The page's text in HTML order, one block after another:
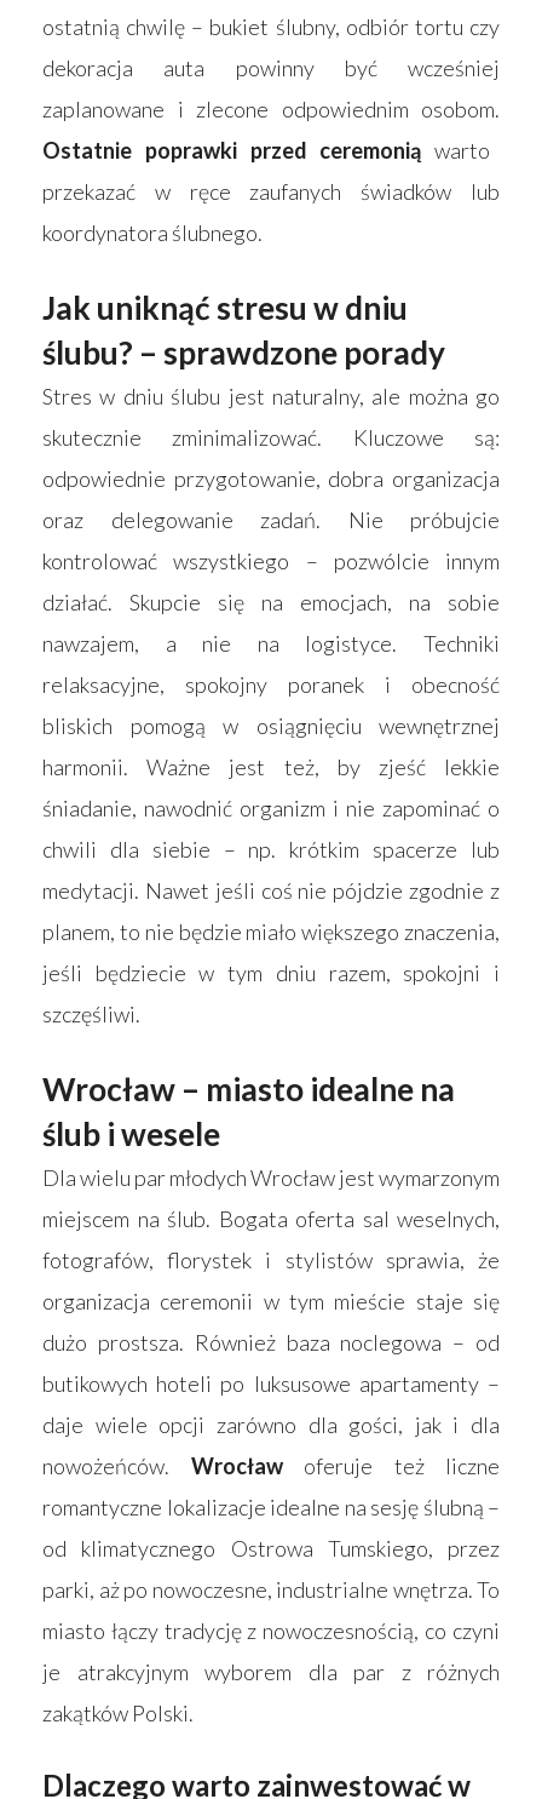
ostatnią chwilę – bukiet ślubny, odbiór tortu czy
dekoracja auta powinny być wcześniej
zaplanowane i zlecone odpowiednim osobom.
Ostatnie poprawki przed ceremonią warto
przekazać w ręce zaufanych świadków lub
koordynatora ślubnego.
Jak uniknąć stresu w dniu
ślubu? – sprawdzone porady
Stres w dniu ślubu jest naturalny, ale można go
skutecznie zminimalizować. Kluczowe są:
odpowiednie przygotowanie, dobra organizacja
oraz delegowanie zadań. Nie próbujcie
kontrolować wszystkiego – pozwólcie innym
działać. Skupcie się na emocjach, na sobie
nawzajem, a nie na logistyce. Techniki
relaksacyjne, spokojny poranek i obecność
bliskich pomogą w osiągnięciu wewnętrznej
harmonii. Ważne jest też, by zjeść lekkie
śniadanie, nawodnić organizm i nie zapominać o
chwili dla siebie – np. krótkim spacerze lub
medytacji. Nawet jeśli coś nie pójdzie zgodnie z
planem, to nie będzie miało większego znaczenia,
jeśli będziecie w tym dniu razem, spokojni i
szczęśliwi.
Wrocław – miasto idealne na
ślub i wesele
Dla wielu par młodych Wrocław jest wymarzonym
miejscem na ślub. Bogata oferta sal weselnych,
fotografów, florystek i stylistów sprawia, że
organizacja ceremonii w tym mieście staje się
dużo prostsza. Również baza noclegowa – od
butikowych hoteli po luksusowe apartamenty –
daje wiele opcji zarówno dla gości, jak i dla
nowożeńców. Wrocławoferuje też liczne
romantyczne lokalizacje idealne na sesję ślubną –
od klimatycznego Ostrowa Tumskiego, przez
parki, aż po nowoczesne, industrialne wnętrza. To
miasto łączy tradycję z nowoczesnością, co czyni
je atrakcyjnym wyborem dla par z różnych
zakątków Polski.
Dlaczego warto zainwestować w
Strona główna
Produkty
Materace
Łóżka
Wyszukiwarka
Blog
Kontakt